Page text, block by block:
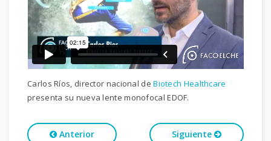
Carlos Ríos, director nacional deBiotech Healthcare
presenta su nueva lente monofocal EDOF.
Anterior Siguiente